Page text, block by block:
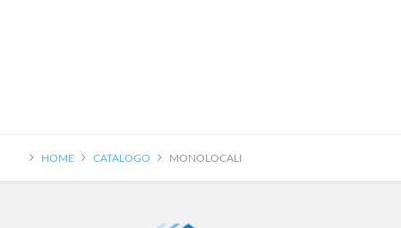
HOME CATALOGO MONOLOCALI